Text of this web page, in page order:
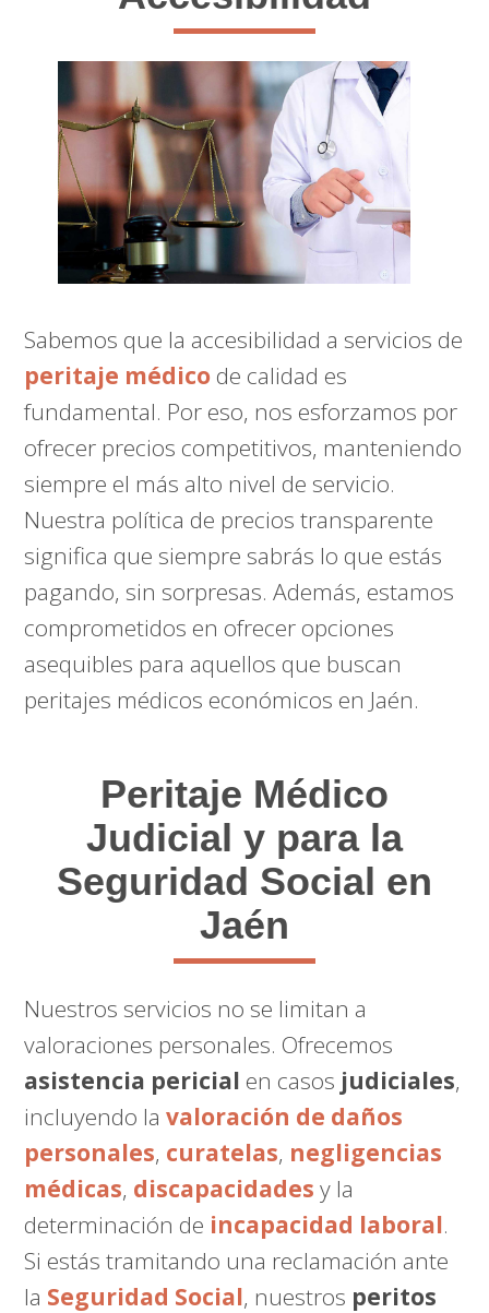
Sabemos que la accesibilidad a servicios de
peritaje médico de calidad es
fundamental. Por eso, nos esforzamos por
ofrecer precios competitivos, manteniendo
siempre el más alto nivel de servicio.
Nuestra política de precios transparente
significa que siempre sabrás lo que estás
pagando, sin sorpresas. Además, estamos
comprometidos en ofrecer opciones
asequibles para aquellos que buscan
peritajes médicos económicos en Jaén.
Peritaje Médico
Judicial y para la
Seguridad Social en
Jaén
Nuestros servicios no se limitan a
valoraciones personales. Ofrecemos
asistencia pericial en casos judiciales,
incluyendo lavaloración de daños
personales, curatelas, negligencias
médicas, discapacidades y la
determinación de incapacidad laboral.
Si estás tramitando una reclamación ante
la Seguridad Social, nuestros peritos